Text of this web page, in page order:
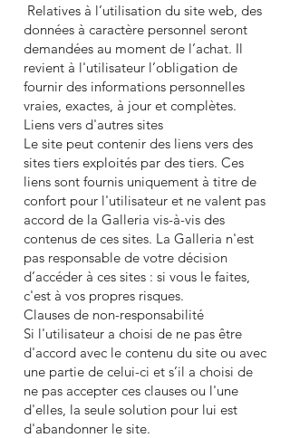
Relatives à l’utilisation du site web, des
données à caractère personnel seront
demandées au moment de l’achat. Il
revient à l'utilisateur l’obligation de
fournir des informations personnelles
vraies, exactes, à jour et complètes.
Liens vers d'autres sites
Le site peut contenir des liens vers des
sites tiers exploités par des tiers. Ces
liens sont fournis uniquement à titre de
confort pour l'utilisateur et ne valent pas
accord de la Galleria vis-à-vis des
contenus de ces sites. La Galleria n'est
pas responsable de votre décision
d’accéder à ces sites : si vous le faites,
c'est à vos propres risques.
Clauses de non-responsabilité
Si l'utilisateur a choisi de ne pas être
d'accord avec le contenu du site ou avec
une partie de celui-ci et s’il a choisi de
ne pas accepter ces clauses ou l'une
d'elles, la seule solution pour lui est
d'abandonner le site.